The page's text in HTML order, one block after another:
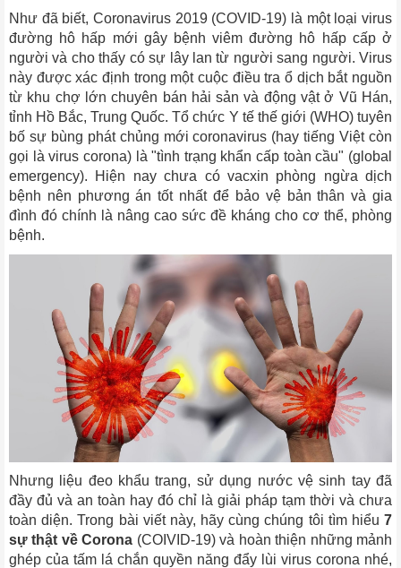
Như đã biết, Coronavirus 2019 (COVID-19) là một loại virus
đường hô hấp mới gây bệnh viêm đường hô hấp cấp ở
người và cho thấy có sự lây lan từ người sang người. Virus
này được xác định trong một cuộc điều tra ổ dịch bắt nguồn
từ khu chợ lớn chuyên bán hải sản và động vật ở Vũ Hán,
tỉnh Hồ Bắc, Trung Quốc. Tổ chức Y tế thế giới (WHO) tuyên
bố sự bùng phát chủng mới coronavirus (hay tiếng Việt còn
gọi là virus corona) là "tình trạng khẩn cấp toàn cầu" (global
emergency). Hiện nay chưa có vacxin phòng ngừa dịch
bệnh nên phương án tốt nhất để bảo vệ bản thân và gia
đình đó chính là nâng cao sức đề kháng cho cơ thể, phòng
bệnh.
Nhưng liệu đeo khẩu trang, sử dụng nước vệ sinh tay đã
đầy đủ và an toàn hay đó chỉ là giải pháp tạm thời và chưa
toàn diện. Trong bài viết này, hãy cùng chúng tôi tìm hiểu 7
sự thật về Corona (COIVID-19) và hoàn thiện những mảnh
ghép của tấm lá chắn quyền năng đẩy lùi virus corona nhé,